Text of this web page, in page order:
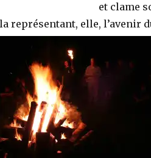
et clame
représentant, elle, l’avenir